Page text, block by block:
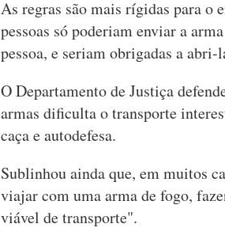
As regras são mais rígidas para o
pessoas só poderiam enviar a
pessoa, e seriam obrigadas a abri-
O Departamento de Justiça
armas dificulta o transporte
caça e autodefesa.
Sublinhou ainda que, em muitos
viajar com uma arma de fogo,
viável de transporte".